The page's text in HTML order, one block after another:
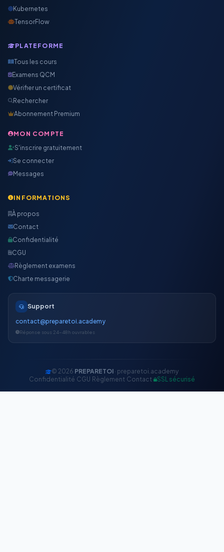
Kubernetes
TensorFlow
PLATEFORME
Tous les cours
Examens QCM
Vérifier un certificat
Rechercher
Abonnement Premium
MON COMPTE
S'inscrire gratuitement
Se connecter
Messages
INFORMATIONS
À propos
Contact
Confidentialité
CGU
Règlement examens
Charte messagerie
Support
contact@preparetoi.academy
Réponse sous 24-48h ouvrables
© 2026 PREPARETOI · preparetoi.academy
Confidentialité CGU Règlement Contact SSL sécurisé